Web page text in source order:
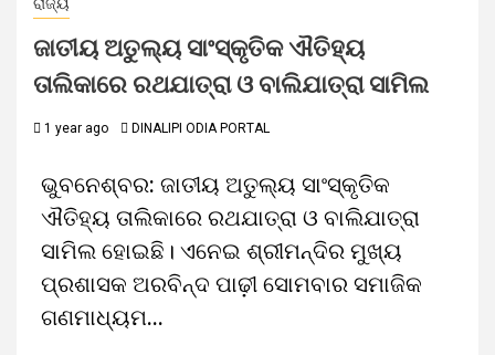
ଜାତୀୟ ଅତୁଲ୍ୟ ସାଂସ୍କୃତିକ ଐତିହ୍ୟ
ତାଲିକାରେ ରଥଯାତ୍ରା ଓ ବାଲିଯାତ୍ରା ସାମିଲ
1 year ago DINALIPI ODIA PORTAL
ଭୁବନେଶ୍ବର: ଜାତୀୟ ଅତୁଲ୍ୟ ସାଂସ୍କୃତିକ
ଐତିହ୍ୟ ତାଲିକାରେ ରଥଯାତ୍ରା ଓ ବାଲିଯାତ୍ରା
ସାମିଲ ହୋଇଛି। ଏନେଇ ଶ୍ରୀମନ୍ଦିର ମୁଖ୍ୟ
ପ୍ରଶାସକ ଅରବିନ୍ଦ ପାଢ଼ୀ ସୋମବାର ସମାଜିକ
ଗଣମାଧ୍ୟମ...